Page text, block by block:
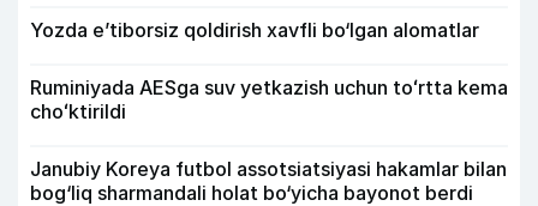
Yozda e’tiborsiz qoldirish xavfli bo‘lgan alomatlar
Ruminiyada AESga suv yetkazish uchun toʻrtta kema
choʻktirildi
Janubiy Koreya futbol assotsiatsiyasi hakamlar bilan
bog‘liq sharmandali holat bo‘yicha bayonot berdi